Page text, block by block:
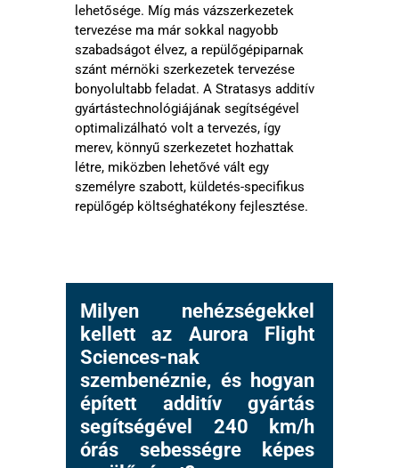
lehetősége. Míg más vázszerkezetek
tervezése ma már sokkal nagyobb
szabadságot élvez, a repülőgépiparnak
szánt mérnöki szerkezetek tervezése
bonyolultabb feladat. A Stratasys additív
gyártástechnológiájának segítségével
optimalizálható volt a tervezés, így
merev, könnyű szerkezetet hozhattak
létre, miközben lehetővé vált egy
személyre szabott, küldetés-specifikus
repülőgép költséghatékony fejlesztése.
Milyen nehézségekkel
kellett az Aurora Flight
Sciences-nak
szembenéznie, és hogyan
épített additív gyártás
segítségével 240 km/h
órás sebességre képes